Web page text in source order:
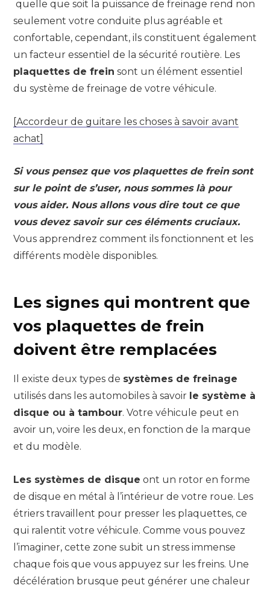
quelle que soit la puissance de freinage rend non
seulement votre conduite plus agréable et
confortable, cependant, ils constituent également
un facteur essentiel de la sécurité routière. Les
plaquettes de frein sont un élément essentiel
du système de freinage de votre véhicule.
[Accordeur de guitare les choses à savoir avant
achat]
Si vous pensez que vos plaquettes de frein sont
sur le point de s’user, nous sommes là pour
vous aider. Nous allons vous dire tout ce que
vous devez savoir sur ces éléments cruciaux.
Vous apprendrez comment ils fonctionnent et les
différents modèle disponibles.
Les signes qui montrent que
vos plaquettes de frein
doivent être remplacées
Il existe deux types de systèmes de freinage
utilisés dans les automobiles à savoir le système à
disque ou à tambour. Votre véhicule peut en
avoir un, voire les deux, en fonction de la marque
et du modèle.
Les systèmes de disque ont un rotor en forme
de disque en métal à l’intérieur de votre roue. Les
étriers travaillent pour presser les plaquettes, ce
qui ralentit votre véhicule. Comme vous pouvez
l’imaginer, cette zone subit un stress immense
chaque fois que vous appuyez sur les freins. Une
décélération brusque peut générer une chaleur